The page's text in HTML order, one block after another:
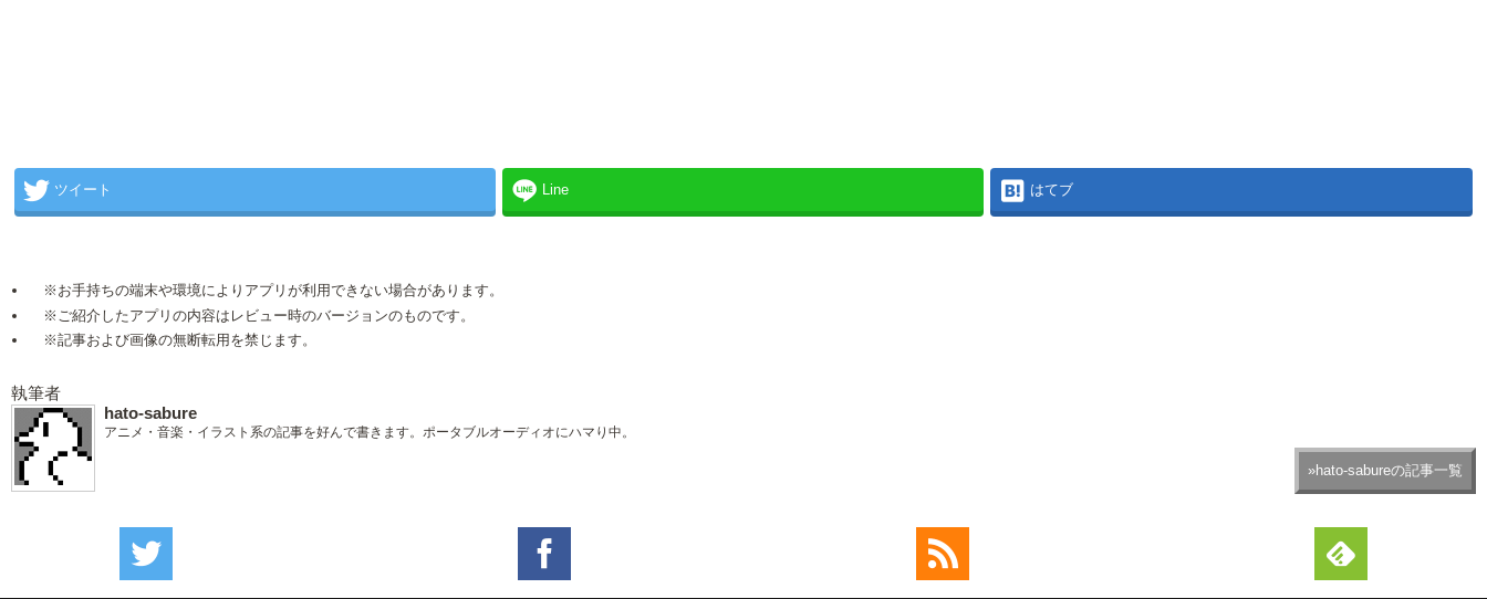
ツイート Line はてブ
※お手持ちの端末や環境によりアプリが利用できない場合があります。
※ご紹介したアプリの内容はレビュー時のバージョンのものです。
※記事および画像の無断転用を禁じます。
執筆者
hato-sabure
アニメ・音楽・イラスト系の記事を好んで書きます。ポータブルオーディオにハマり中。
»hato-sabureの記事一覧